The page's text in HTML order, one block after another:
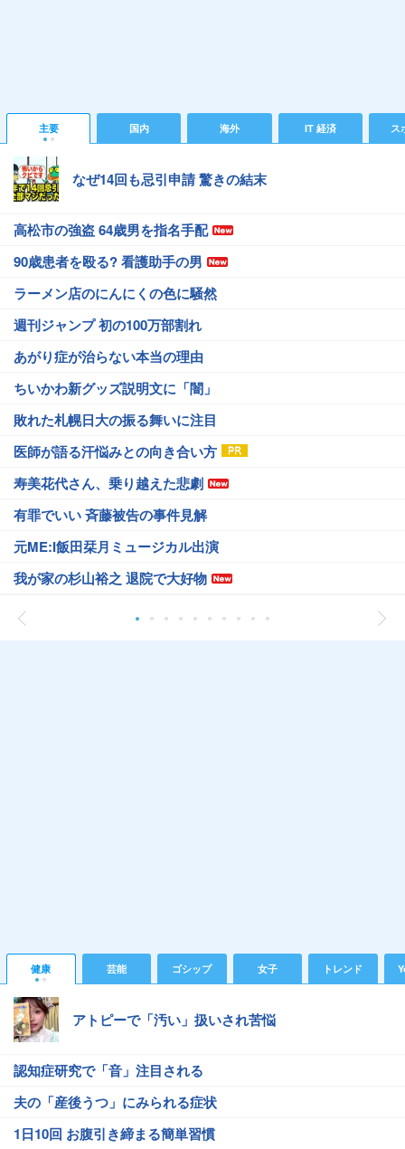
主要 国内 海外 IT 経済 ス
なぜ14回も忌引申請 驚きの結末
高松市の強盗 64歳男を指名手配
90歳患者を殴る? 看護助手の男
ラーメン店のにんにくの色に騒然
週刊ジャンプ 初の100万部割れ
あがり症が治らない本当の理由
ちいかわ新グッズ説明文に「闇」
敗れた札幌日大の振る舞いに注目
医師が語る汗悩みとの向き合い方
寿美花代さん、乗り越えた悲劇
有罪でいい 斉藤被告の事件見解
元ME:I飯田栞月ミュージカル出演
我が家の杉山裕之 退院で大好物
健康 芸能 ゴシップ 女子 トレンド
アトピーで「汚い」扱いされ苦悩
認知症研究で「音」注目される
夫の「産後うつ」にみられる症状
1日10回 お腹引き締まる簡単習慣